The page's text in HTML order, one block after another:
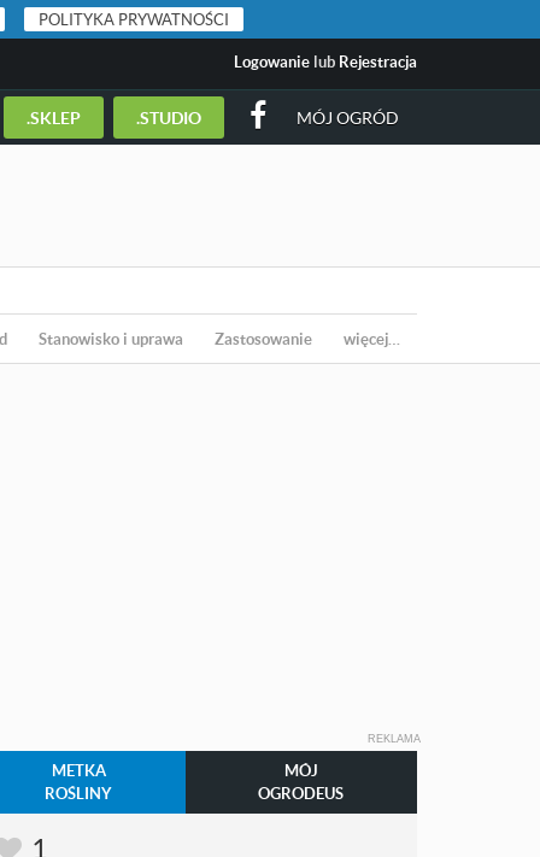
POLITYKA PRYWATNOŚCI
Logowanie lub Rejestracja
.SKLEP .STUDIO MÓJ OGRÓD
Stanowisko i uprawa Zastosowanie więcej…
REKLAMA
METKA
ROŚLINY
MÓJ
OGRODEUS
1